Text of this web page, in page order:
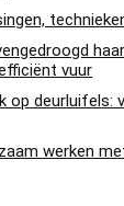
vuur
op deurluifels:
werken